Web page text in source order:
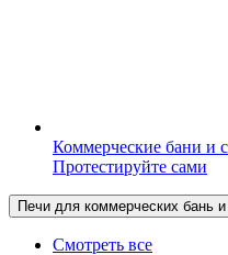
Коммерческие бани и
Протестируйте сами
Печи для коммерческих бань
Смотреть все